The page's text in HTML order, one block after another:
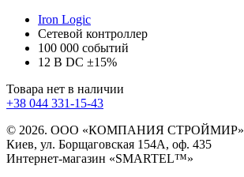
Iron Logic
Сетевой контроллер
100 000 событий
12 В DC ±15%
Товара нет в наличии
+38 044 331-15-43
© 2026. ООО «КОМПАНИЯ СТРОЙМИР»
Киев, ул. Борщаговская 154А, оф. 435
Интернет-магазин «SMARTEL™»